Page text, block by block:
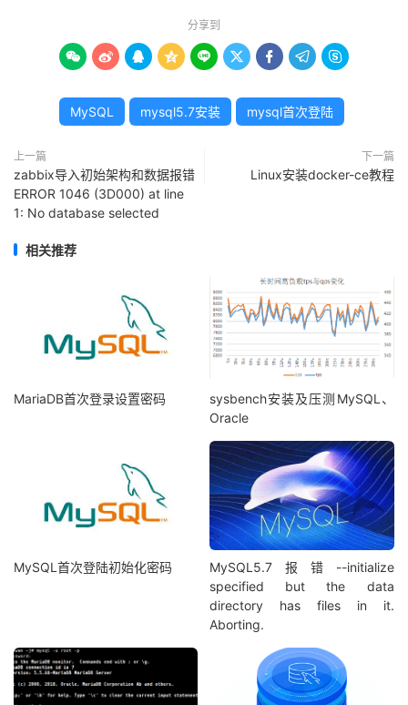
分享到
        
MySQL mysql5.7安装 mysql首次登陆
上一篇
zabbix导入初始架构和数据报错
ERROR 1046 (3D000) at line
1: No database selected
下一篇
Linux安装docker-ce教程
相关推荐
MariaDB首次登录设置密码
sysbench安装及压测MySQL、
Oracle
MySQL首次登陆初始化密码
MySQL5.7报错--initialize
specified but the data
directory has files in it.
Aborting.